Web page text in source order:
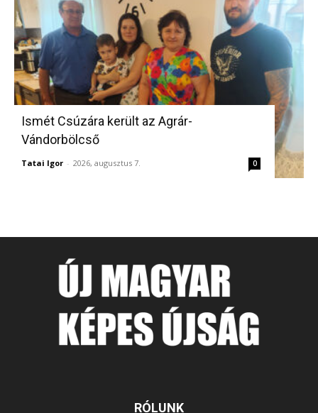
Ismét Csúzára került az Agrár-
Vándorbölcső
Tatai Igor - 2026, augusztus 7. 0
RÓLUNK